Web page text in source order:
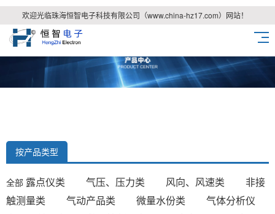
欢迎光临珠海恒智电子科技有限公司（www.china-hz17.com）网站！
按产品类型
全部 露点仪类 气压、压力类 风向、风速类
非接
触测量类
气动产品类 微量水份类
气体分析仪